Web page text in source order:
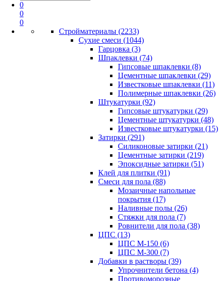
0
0
0
Стройматериалы (2233)
Сухие смеси (1044)
Гарцовка (3)
Шпаклевки (74)
Гипсовые шпаклевки (8)
Цементные шпаклевки (29)
Известковые шпаклевки (11)
Полимерные шпаклевки (26)
Штукатурки (92)
Гипсовые штукатурки (29)
Цементные штукатурки (48)
Известковые штукатурки (15)
Затирки (291)
Силиконовые затирки (21)
Цементные затирки (219)
Эпоксидные затирки (51)
Клей для плитки (91)
Смеси для пола (88)
Мозаичные напольные
покрытия (17)
Наливные полы (26)
Стяжки для пола (7)
Ровнители для пола (38)
ЦПС (13)
ЦПС М-150 (6)
ЦПС М-300 (7)
Добавки в растворы (39)
Упрочнители бетона (4)
Противоморозные